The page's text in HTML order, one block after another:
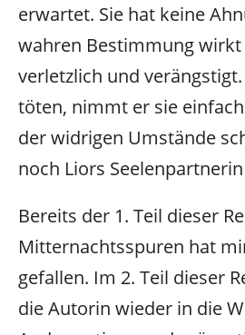
erwartet. Sie hat keine
wahren Bestimmung
verletzlich und
töten, nimmt er sie
der widrigen Umstände
noch Liors
Bereits der 1. Teil dieser
Mitternachtsspuren hat
gefallen. Im 2. Teil dieser
die Autorin wieder in die